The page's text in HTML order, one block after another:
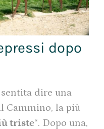
dopo
dire una
Cammino, la più
triste“. Dopo una,